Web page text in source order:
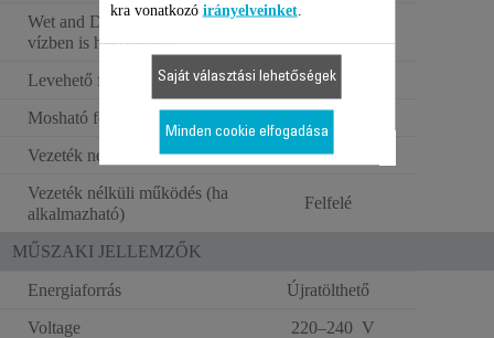
Wet and Dry rendszer
vízben is használható
Levehető fej
Mosható fej
Vezeték nélküli használat
Vezeték nélküli működés (ha
alkalmazható)
Felfelé
MŰSZAKI JELLEMZŐK
Energiaforrás
Újratölthető
Voltage
220–240 V
kra vonatkozó irányelveinket.
Saját választási lehetőségek
Minden cookie elfogadása